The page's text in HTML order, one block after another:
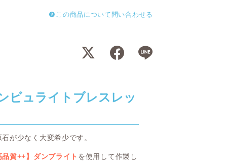
この商品について問い合わせる
ビュライトブレスレッ
が少なく大変希少です。
質++】ダンブライト を使用して作製し